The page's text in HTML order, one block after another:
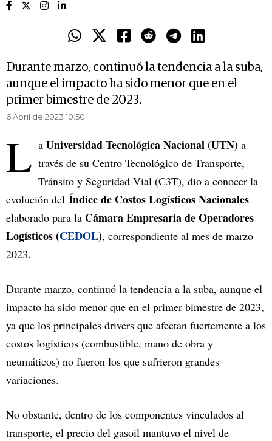
Durante marzo, continuó la tendencia a la suba,
aunque el impacto ha sido menor que en el
primer bimestre de 2023.
6 Abril de 2023 10.50
L a Universidad Tecnológica Nacional (UTN) a
través de su Centro Tecnológico de Transporte,
Tránsito y Seguridad Vial (C3T), dio a conocer la
evolución del Índice de Costos Logísticos Nacionales
elaborado para la Cámara Empresaria de Operadores
Logísticos (CEDOL), correspondiente al mes de marzo
2023.
Durante marzo, continuó la tendencia a la suba, aunque el
impacto ha sido menor que en el primer bimestre de 2023,
ya que los principales drivers que afectan fuertemente a los
costos logísticos (combustible, mano de obra y
neumáticos) no fueron los que sufrieron grandes
variaciones.
No obstante, dentro de los componentes vinculados al
transporte, el precio del gasoil mantuvo el nivel de